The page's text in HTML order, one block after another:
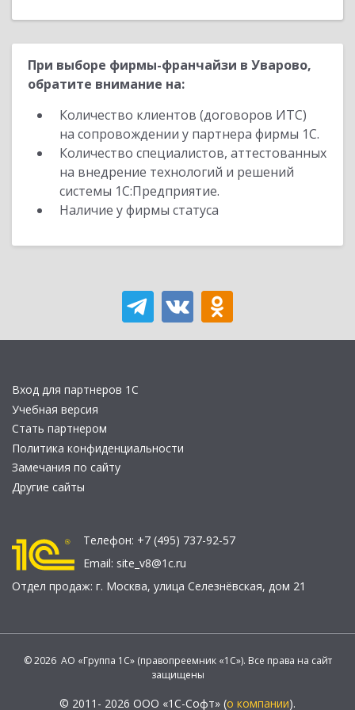
При выборе фирмы-франчайзи в Уварово,
обратите внимание на:
Количество клиентов (договоров ИТС)
на сопровождении у партнера фирмы 1С.
Количество специалистов, аттестованных
на внедрение технологий и решений
системы 1С:Предприятие.
Наличие у фирмы статуса
Вход для партнеров 1С
Учебная версия
Стать партнером
Политика конфиденциальности
Замечания по сайту
Другие сайты
Телефон: +7 (495) 737-92-57
Email: site_v8@1c.ru
Отдел продаж: г. Москва, улица Селезнёвская, дом 21
© 2026 АО «Группа 1С» (правопреемник «1С»). Все права на сайт
защищены
© 2011- 2026 ООО «1С-Софт» (о компании).